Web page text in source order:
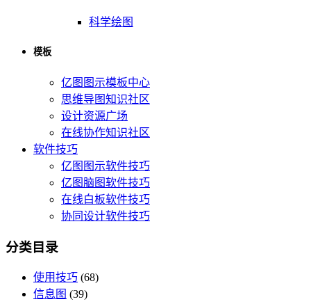
科学绘图
模板
亿图图示模板中心
思维导图知识社区
设计资源广场
在线协作知识社区
软件技巧
亿图图示软件技巧
亿图脑图软件技巧
在线白板软件技巧
协同设计软件技巧
分类目录
使用技巧 (68)
信息图 (39)